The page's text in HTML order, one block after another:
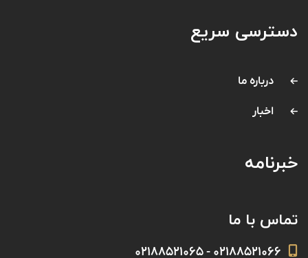
دسترسی سریع
درباره ما
اخبار
خبرنامه
تماس با ما
۰۲۱۸۸۵۲۱۰۶۶ - ۰۲۱۸۸۵۲۱۰۶۵